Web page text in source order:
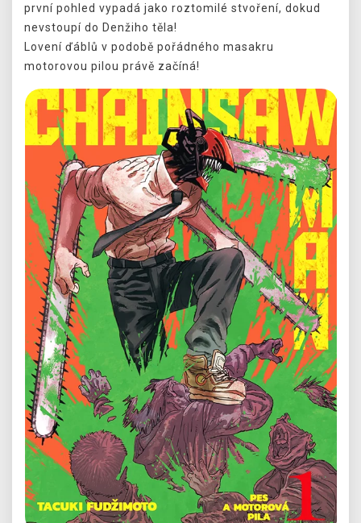
první pohled vypadá jako roztomilé stvoření, dokud
nevstoupí do Denžiho těla!
Lovení ďáblů v podobě pořádného masakru
motorovou pilou právě začíná!